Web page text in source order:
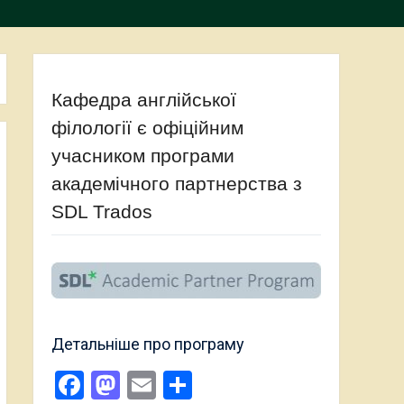
Кафедра англійської
філології є офіційним
учасником програми
академічного партнерства з
SDL Trados
Детальніше про програму
Facebook
Mastodon
Email